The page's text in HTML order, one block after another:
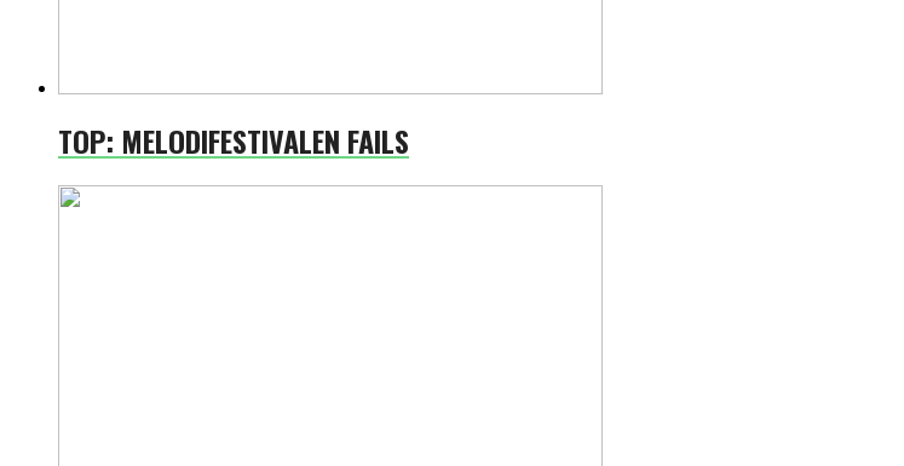
TOP: MELODIFESTIVALEN FAILS